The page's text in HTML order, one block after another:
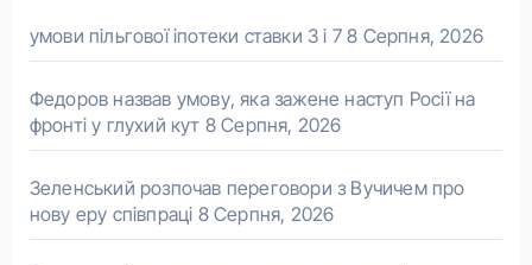
умови пільгової іпотеки ставки 3 і 7 8 Серпня, 2026
Федоров назвав умову, яка зажене наступ Росії на
фронті у глухий кут 8 Серпня, 2026
Зеленський розпочав переговори з Вучичем про
нову еру співпраці 8 Серпня, 2026